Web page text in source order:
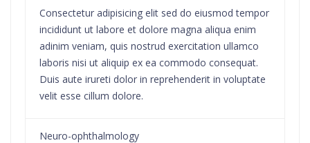
Consectetur adipisicing elit sed do eiusmod tempor
incididunt ut labore et dolore magna aliqua enim
adinim veniam, quis nostrud exercitation ullamco
laboris nisi ut aliquip ex ea commodo consequat.
Duis aute irureti dolor in reprehenderit in voluptate
velit esse cillum dolore.
Neuro-ophthalmology